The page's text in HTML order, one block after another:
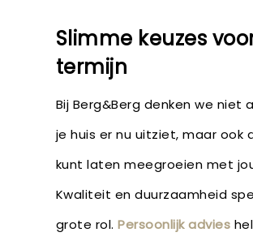
Slimme keuzes
termijn
Bij Berg&Berg denken we niet
je huis er nu uitziet, maar ook
kunt laten meegroeien met
Kwaliteit en duurzaamheid
grote rol.Persoonlijk advies